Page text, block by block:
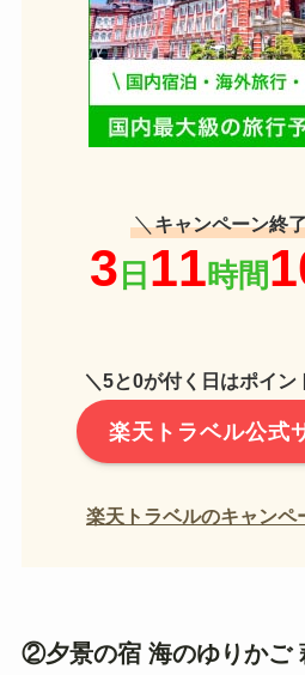
＼キャンペーン終
＼5と0が付く日はポイン
楽天トラベル公式
楽天トラベルのキャンペ
②夕景の宿 海のゆりかご